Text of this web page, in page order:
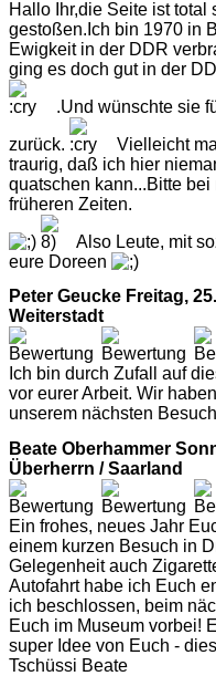
Hallo Ihr,die Seite ist total
gestoßen.Ich bin 1970 in
Ewigkeit in der DDR
ging es doch gut in der
.Und wünschte sie
zurück.
Vielleicht
traurig, daß ich hier
quatschen kann...Bitte
früheren Zeiten.
Also Leute, mit
eure Doreen
Peter Geucke Freitag,
Weiterstadt
Ich bin durch Zufall auf
vor eurer Arbeit. Wir
unserem nächsten
Beate Oberhammer
Überherrn / Saarland
Ein frohes, neues Jahr
einem kurzen Besuch in
Gelegenheit auch
Autofahrt habe ich Euch
ich beschlossen, beim
Euch im Museum vorbei!
super Idee von Euch -
Tschüssi Beate